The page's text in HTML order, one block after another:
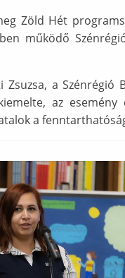
Zöld Hét
működő
a
az
a